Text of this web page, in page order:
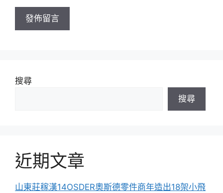
址
搜尋
搜尋
近期文章
山東莊稼漢14OSDER奧斯德零件商年造出18架小飛